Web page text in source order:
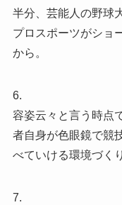
半分、芸能人の野球
プロスポーツがショ
から。
6.
容姿云々と言う時点
者自身が色眼鏡で競
べていける環境づく
7.